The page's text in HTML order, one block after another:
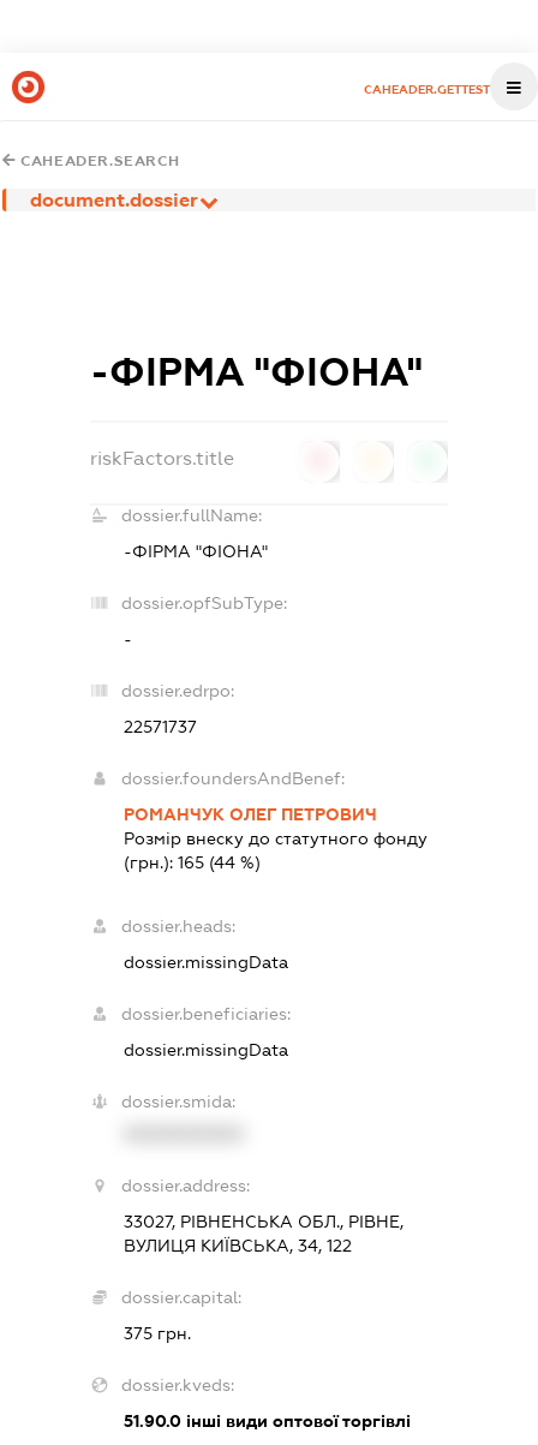
CAHEADER.GETTEST
CAHEADER.SEARCH
document.dossier
-ФІРМА "ФІОНА"
riskFactors.title
dossier.fullName:
-ФІРМА "ФІОНА"
dossier.opfSubType:
-
dossier.edrpo:
22571737
dossier.foundersAndBenef:
РОМАНЧУК ОЛЕГ ПЕТРОВИЧ
Розмір внеску до статутного фонду
(грн.): 165(44 %)
dossier.heads:
dossier.missingData
dossier.beneficiaries:
dossier.missingData
dossier.smida:
dossier.address:
33027, РІВНЕНСЬКА ОБЛ., РІВНЕ,
ВУЛИЦЯ КИЇВСЬКА, 34, 122
dossier.capital:
375 грн.
dossier.kveds:
51.90.0інші види оптової торгівлі